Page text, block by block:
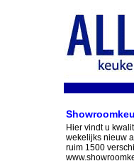
Hier vindt u
wekelijks nieuw
ruim 1500